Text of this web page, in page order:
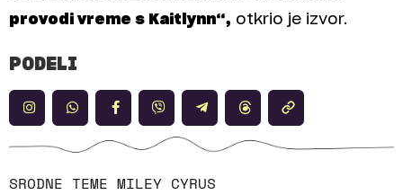
provodi vreme s Kaitlynn“, otkrio je izvor.
PODELI
SRODNE TEME MILEY CYRUS